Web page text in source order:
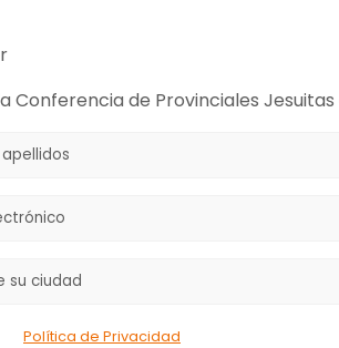
Conferencia de Provinciales
Política de Privacidad